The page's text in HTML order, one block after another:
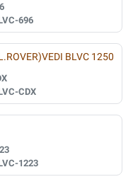
696
BLVC 1250
CDX
1223